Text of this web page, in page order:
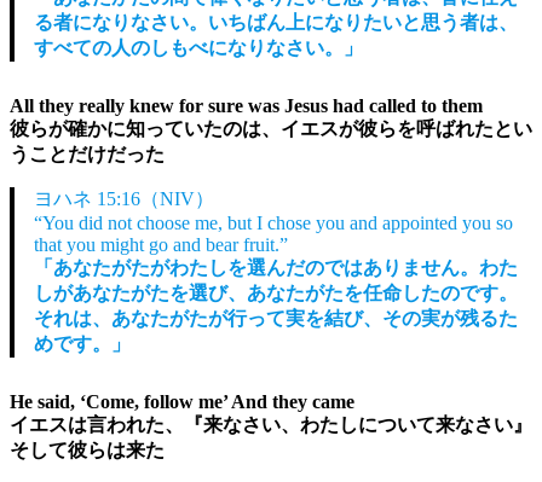
る者になりなさい。いちばん上になりたいと思う者は、
すべての人のしもべになりなさい。」
All they really knew for sure was Jesus had called to them
彼らが確かに知っていたのは、イエスが彼らを呼ばれたとい
うことだけだった
ヨハネ 15:16（NIV）
“You did not choose me, but I chose you and appointed you so
that you might go and bear fruit.”
「あなたがたがわたしを選んだのではありません。わた
しがあなたがたを選び、あなたがたを任命したのです。
それは、あなたがたが行って実を結び、その実が残るた
めです。」
He said, ‘Come, follow me’ And they came
イエスは言われた、『来なさい、わたしについて来なさい』
そして彼らは来た